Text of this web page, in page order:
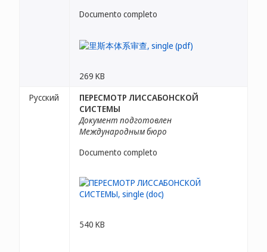
Documento completo
269 KB
Русский
ПЕРЕСМОТР ЛИССАБОНСКОЙ
СИСТЕМЫ
Документ подготовлен
Международным бюро
Documento completo
540 KB